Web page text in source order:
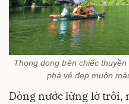
Thong dong trên chiếc
phá vẻ đẹp muôn
Dòng nước lững lờ trôi,